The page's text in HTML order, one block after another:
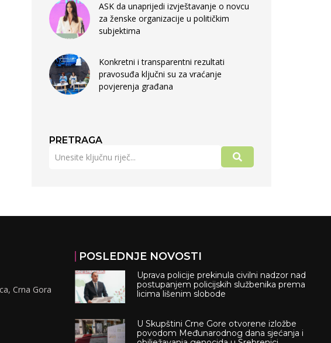
ASK da unaprijedi izvještavanje o novcu
za ženske organizacije u političkim
subjektima
Konkretni i transparentni rezultati
pravosuđa ključni su za vraćanje
povjerenja građana
PRETRAGA
Crna Gora
POSLEDNJE NOVOSTI
Uprava policije prekinula civilni nadzor nad
postupanjem policijskih službenika prema
licima lišenim slobode
U Skupštini Crne Gore otvorene izložbe
povodom Međunarodnog dana sjećanja i